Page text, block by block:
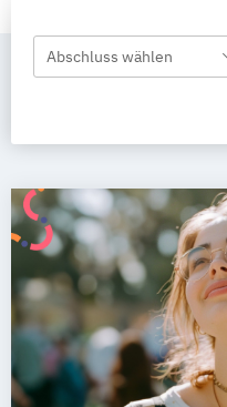
Abschluss wählen